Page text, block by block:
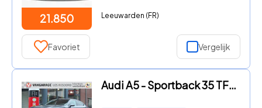
21.850 Leeuwarden (FR)
Favoriet Vergelijk
Audi A5 - Sportback 35 TFSI Hybrid *S Edition* | Cruise & Climate Cont